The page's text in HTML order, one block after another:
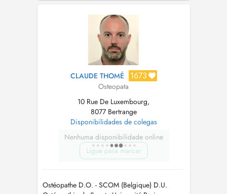
Pour toute demande urgente, n'hésitez pas à
téléphoner au cabinet. ...
CLAUDE THOMÉ 1673
Osteopata
10 Rue De Luxembourg,
8077 Bertrange
Disponibilidades de colegas
Nenhuma disponibilidade online
Ligue para marcar
Ostéopathe D.O. - SCOM (Belgique) D.U.